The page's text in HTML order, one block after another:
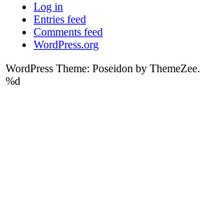
Log in
Entries feed
Comments feed
WordPress.org
WordPress Theme: Poseidon by ThemeZee.
%d